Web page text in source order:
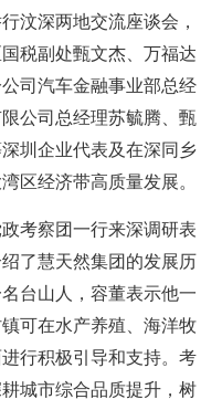
汶深两地交流座谈会，
税副处甄文杰、万福达
司汽车金融事业部总经
公司总经理苏毓腾、甄
圳企业代表及在深同乡
区经济带高质量发展。
考察团一行来深调研表
了慧天然集团的发展历
台山人，容董表示他一
可在水产养殖、海洋牧
行积极引导和支持。考
城市综合品质提升，树